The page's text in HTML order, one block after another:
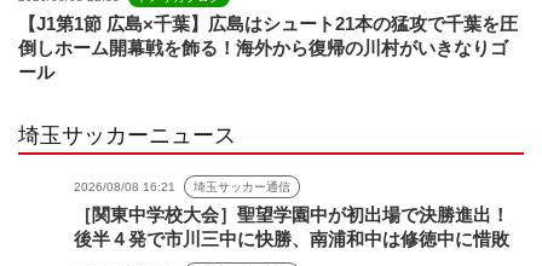
【J1第1節 広島×千葉】広島はシュート21本の猛攻で千葉を圧
倒しホーム開幕戦を飾る！海外から復帰の川村がいきなりゴ
ール
埼玉サッカーニュース
2026/08/08 16:21 埼玉サッカー通信
［関東中学校大会］聖望学園中が初出場で決勝進出！
後半４発で市川三中に快勝、南浦和中は修徳中に惜敗